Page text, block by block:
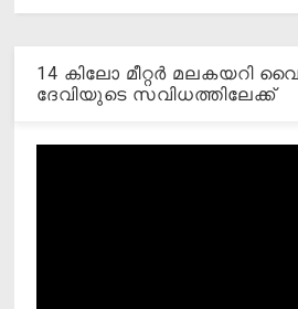
14 കിലോ മീറ്റര്‍ മലകയറി
ദേവിയുടെ സവിധത്തിലേക്ക്